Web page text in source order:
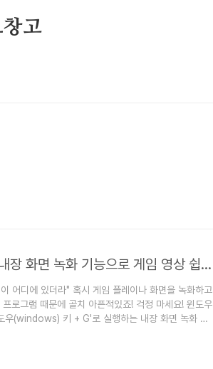
고
윈도우 키 + G로 시작하는 마법: 내장 화면 녹화 기능으로 게임 영상 쉽게 만들기
어디에 있더라" 혹시 게임 플레이나 화면을 녹화하고
로그램 때문에 골치 아픈적있죠! 걱정 마세요! 윈도우
우(windows) 키 + G'로 실행하는 내장 화면 녹화 기
부분을 녹화를 하는데 이때 사용을 많이 합니다) 1.